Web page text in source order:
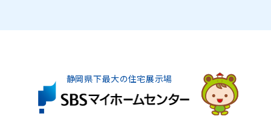
静岡県下最大の住宅展示場